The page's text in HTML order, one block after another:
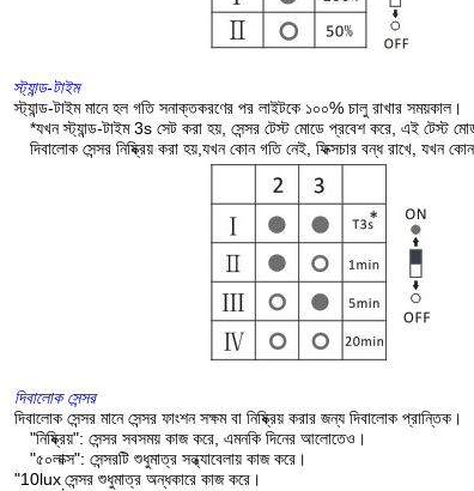
স্ট্যান্ড-টাইম
স্ট্যান্ড-টাইম মানে হল গতি সনাক্তকরণের পর লাইটকে ১০০% চালু রাখার সময়কাল।
*যখন স্ট্যান্ড-টাইম 3s সেট করা হয়, সেন্সর টেস্ট মোডে প্রবেশ করে, এই টেস্ট
দিবালোক সেন্সর নিষ্ক্রিয় করা হয়,যখন কোন গতি নেই, ফিক্সচার বন্ধ রাখে,
দিবালোক সেন্সর
দিবালোক সেন্সর মানে সেন্সর ফাংশন সক্ষম বা নিষ্ক্রিয় করার জন্য দিবালোক প্রান্তিক।
"নিষ্ক্রিয়": সেন্সর সবসময় কাজ করে, এমনকি দিনের আলোতেও।
"৫০লাক্স": সেন্সরটি শুধুমাত্র সন্ধ্যাবেলায় কাজ করে।
"10luxসেন্সর শুধুমাত্র অন্ধকারে কাজ করে।